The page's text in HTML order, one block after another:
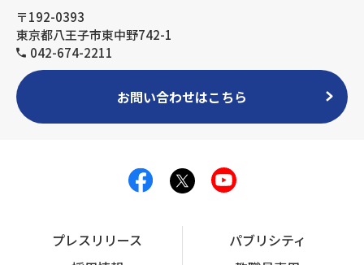
〒192-0393
東京都八王子市東中野742-1
042-674-2211
お問い合わせはこちら
プレスリリース
パブリシティ